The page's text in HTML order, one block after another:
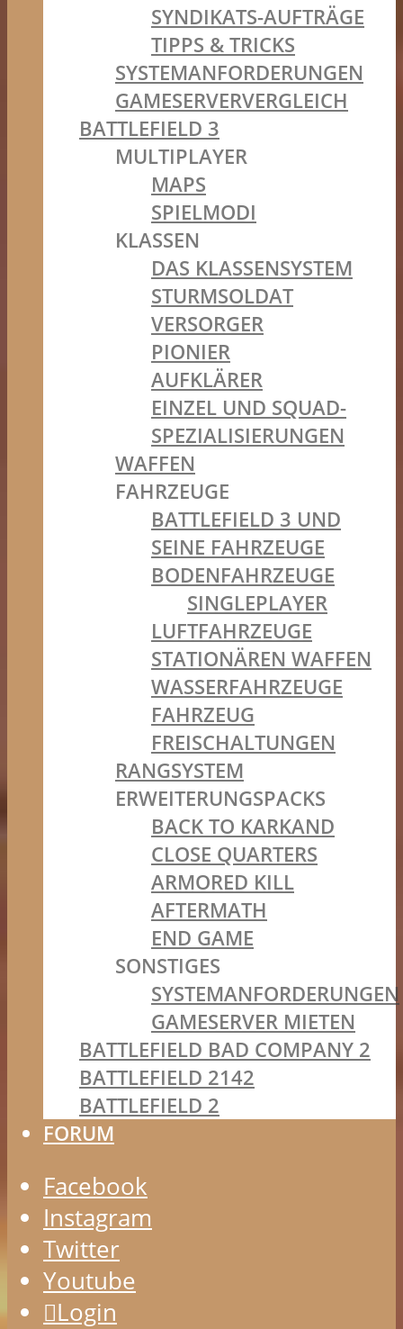
SYNDIKATS-AUFTRÄGE
TIPPS & TRICKS
SYSTEMANFORDERUNGEN
GAMESERVERVERGLEICH
BATTLEFIELD 3
MULTIPLAYER
MAPS
SPIELMODI
KLASSEN
DAS KLASSENSYSTEM
STURMSOLDAT
VERSORGER
PIONIER
AUFKLÄRER
EINZEL UND SQUAD-
SPEZIALISIERUNGEN
WAFFEN
FAHRZEUGE
BATTLEFIELD 3 UND
SEINE FAHRZEUGE
BODENFAHRZEUGE
SINGLEPLAYER
LUFTFAHRZEUGE
STATIONÄREN WAFFEN
WASSERFAHRZEUGE
FAHRZEUG
FREISCHALTUNGEN
RANGSYSTEM
ERWEITERUNGSPACKS
BACK TO KARKAND
CLOSE QUARTERS
ARMORED KILL
AFTERMATH
END GAME
SONSTIGES
SYSTEMANFORDERUNGEN
GAMESERVER MIETEN
BATTLEFIELD BAD COMPANY 2
BATTLEFIELD 2142
BATTLEFIELD 2
FORUM
Facebook
Instagram
Twitter
Youtube
Login